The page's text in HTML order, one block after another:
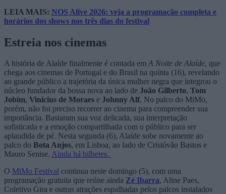
LEIA MAIS: NOS Alive 2026: veja a programação completa e
horários dos shows nos três dias do festival
Estreia nos cinemas
A história de Alaíde finalmente é contada emA Noite de Alaíde, que
chega aos cinemas de Portugal e do Brasil na quinta (16), revelando
ao grande público a trajetória da única mulher negra que integrou o
núcleo fundador da bossa nova ao lado de João Gilberto, Tom
Jobim, Vinicius de Moraes e Johnny Alf. No palco do MiMo,
porém, não foi preciso recorrer ao cinema para compreender sua
importância. Bastaram sua voz delicada, sua interpretação
sofisticada e a emoção compartilhada com o público para ser
aplaudida de pé. Nesta segunda (6), Alaíde sobe novamente ao
palco do Bota Anjos, em Lisboa, ao lado de Cristóvão Bastos e
Mauro Senise. Ainda há bilhetes.
O MiMo Festival continua neste domingo (5), com uma
programação gratuita que reúne ainda Zé Ibarra, Aline Paes,
Coletivo Gira e outras atrações espalhadas pelos palcos instalados